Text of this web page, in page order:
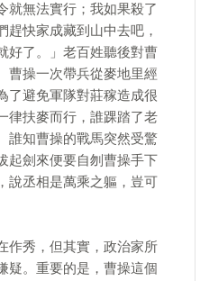
就無法實行；我如果殺了
趕快家成藏到山中去吧，
好了。」老百姓聽後對曹
曹操一次帶兵從麥地里經
了避免軍隊對莊稼造成很
律扶麥而行，誰踝踏了老
誰知曹操的戰馬突然受驚
起劍來便要自刎曹操手下
說丞相是萬乘之軀，豈可
作秀，但其實，政治家所
疑。重要的是，曹操這個